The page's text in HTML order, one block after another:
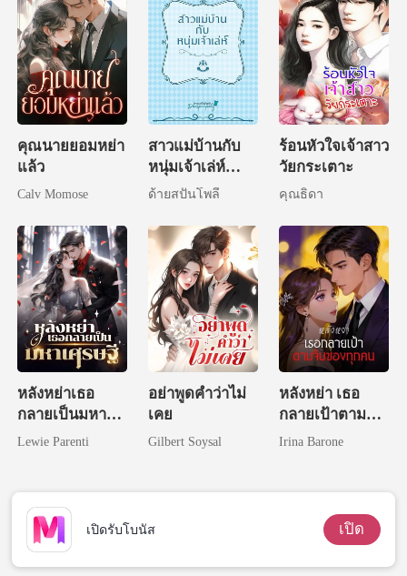
คุณนายยอมหย่า
แล้ว
Calv Momose
สาวแม่บ้านกับ
หนุ่มเจ้าเล่ห์
(NC)
ด้ายสปันโพลี
ร้อนหัวใจเจ้าสาว
วัยกระเตาะ
คุณธิดา
หลังหย่าเธอ
กลายเป็นมหา
เศรษฐี
Lewie Parenti
อย่าพูดคำว่าไม่
เคย
Gilbert Soysal
หลังหย่า เธอ
กลายเป้าตามจีบ
ของทุกคน
Irina Barone
เปิดรับโบนัส เปิด